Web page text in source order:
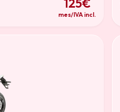
125€
mes/IVA incl.